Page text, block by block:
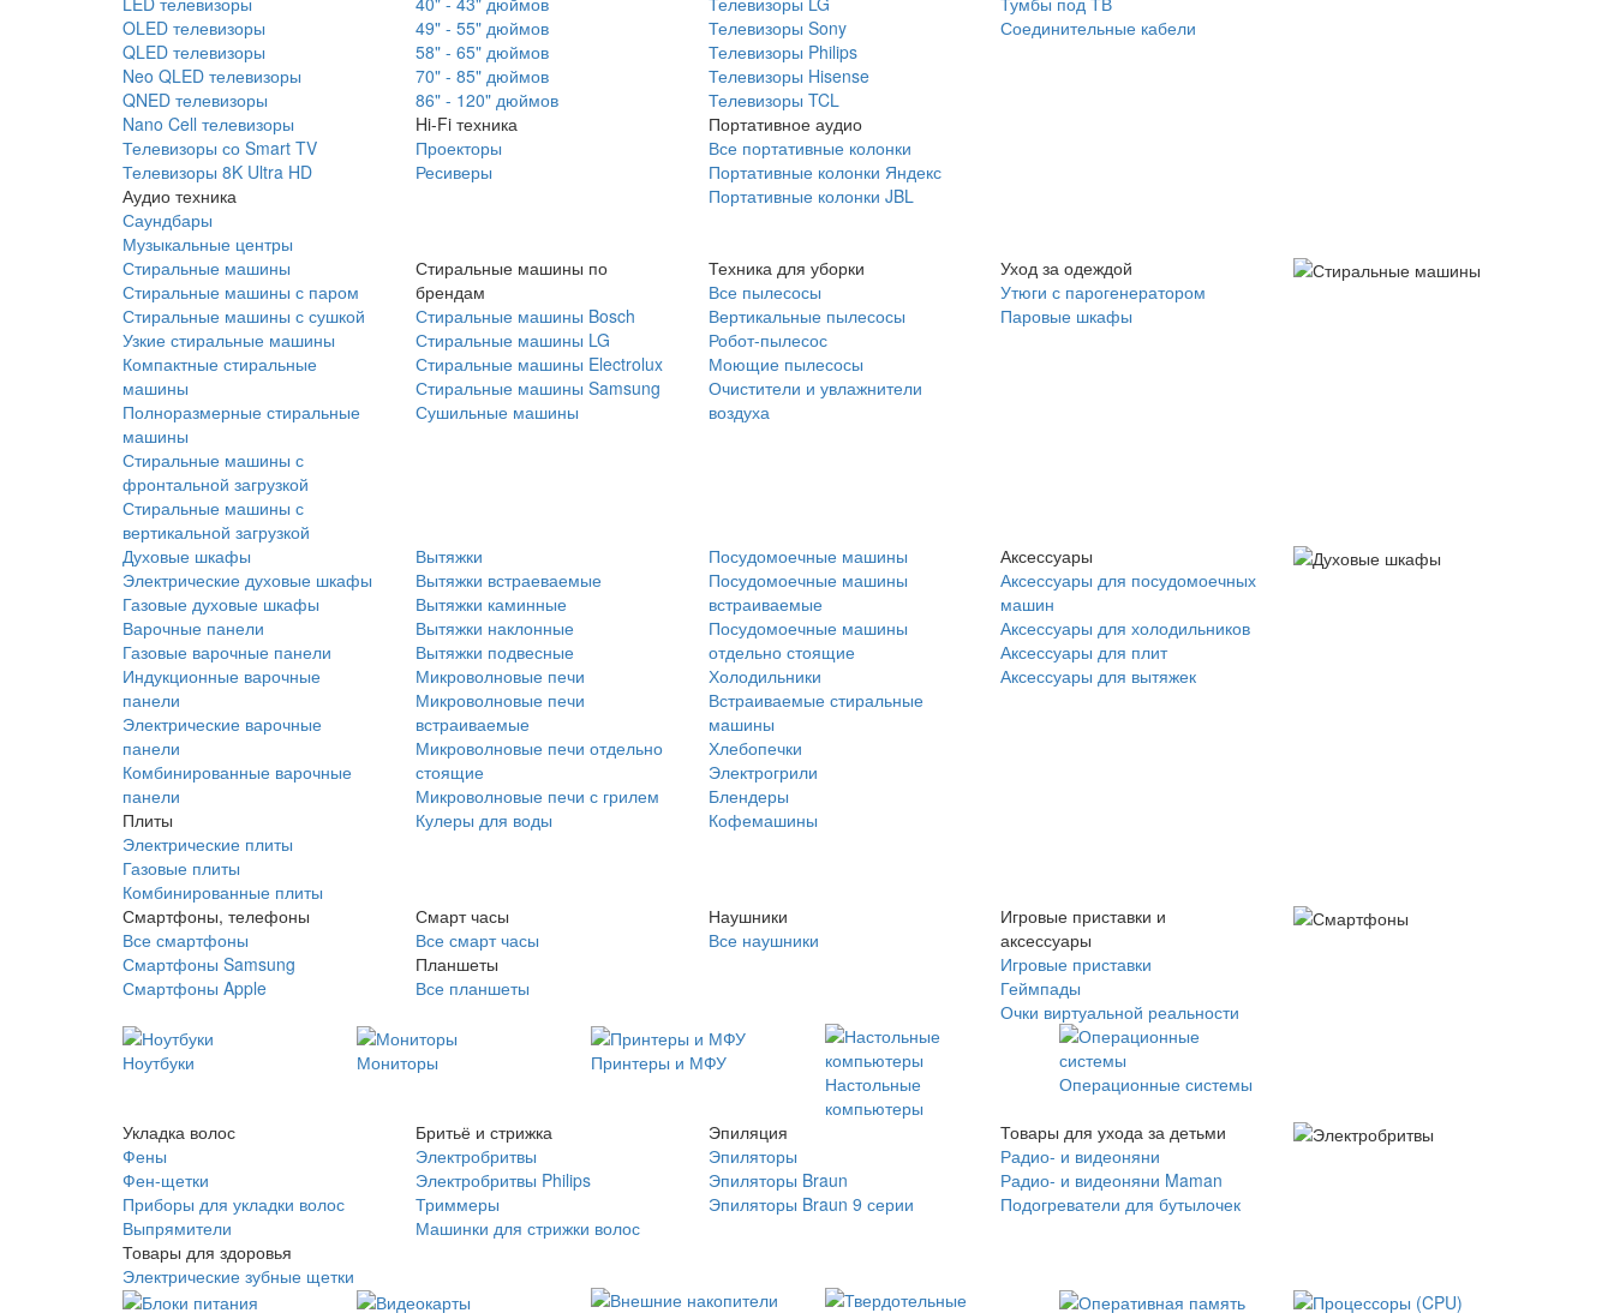
OLED телевизоры
QLED телевизоры
Neo QLED телевизоры
QNED телевизоры
Nano Cell телевизоры
Телевизоры со Smart TV
Телевизоры 8K Ultra HD
Аудио техника
Саундбары
Музыкальные центры
49" - 55" дюймов
58" - 65" дюймов
70" - 85" дюймов
86" - 120" дюймов
Hi-Fi техника
Проекторы
Ресиверы
Телевизоры Sony
Телевизоры Philips
Телевизоры Hisense
Телевизоры TCL
Портативное аудио
Все портативные колонки
Портативные колонки Яндекс
Портативные колонки JBL
Соединительные кабели
Стиральные машины
Стиральные машины с паром
Стиральные машины с сушкой
Узкие стиральные машины
Компактные стиральные
машины
Полноразмерные стиральные
машины
Стиральные машины с
фронтальной загрузкой
Стиральные машины с
вертикальной загрузкой
Стиральные машины по
брендам
Стиральные машины Bosch
Стиральные машины LG
Стиральные машины Electrolux
Стиральные машины Samsung
Сушильные машины
Техника для уборки
Все пылесосы
Вертикальные пылесосы
Робот-пылесос
Моющие пылесосы
Очистители и увлажнители
воздуха
Уход за одеждой
Утюги с парогенератором
Паровые шкафы
Духовые шкафы
Электрические духовые шкафы
Газовые духовые шкафы
Варочные панели
Газовые варочные панели
Индукционные варочные
панели
Электрические варочные
панели
Комбинированные варочные
панели
Плиты
Электрические плиты
Газовые плиты
Комбинированные плиты
Вытяжки
Вытяжки встраеваемые
Вытяжки каминные
Вытяжки наклонные
Вытяжки подвесные
Микроволновые печи
Микроволновые печи
встраиваемые
Микроволновые печи отдельно
стоящие
Микроволновые печи с грилем
Кулеры для воды
Посудомоечные машины
Посудомоечные машины
встраиваемые
Посудомоечные машины
отдельно стоящие
Холодильники
Встраиваемые стиральные
машины
Хлебопечки
Электрогрили
Блендеры
Кофемашины
Аксессуары
Аксессуары для посудомоечных
машин
Аксессуары для холодильников
Аксессуары для плит
Аксессуары для вытяжек
Смартфоны, телефоны
Все смартфоны
Смартфоны Samsung
Смартфоны Apple
Смарт часы
Все смарт часы
Планшеты
Все планшеты
Наушники
Все наушники
Игровые приставки и
аксессуары
Игровые приставки
Геймпады
Очки виртуальной реальности
Ноутбуки Мониторы
Принтеры и МФУ
Настольные
компьютеры
Операционные системы
Укладка волос
Фены
Фен-щетки
Приборы для укладки волос
Выпрямители
Товары для здоровья
Электрические зубные щетки
Бритьё и стрижка
Электробритвы
Электробритвы Philips
Триммеры
Машинки для стрижки волос
Эпиляция
Эпиляторы
Эпиляторы Braun
Эпиляторы Braun 9 серии
Товары для ухода за детьми
Радио- и видеоняни
Радио- и видеоняни Maman
Подогреватели для бутылочек